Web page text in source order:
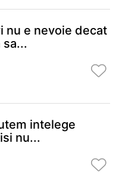
nu e nevoie decat
sa...
intelege
nu...